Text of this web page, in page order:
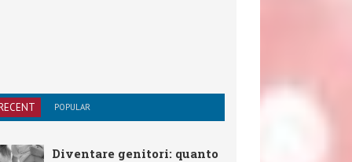
POPULAR
Diventare genitori: quanto